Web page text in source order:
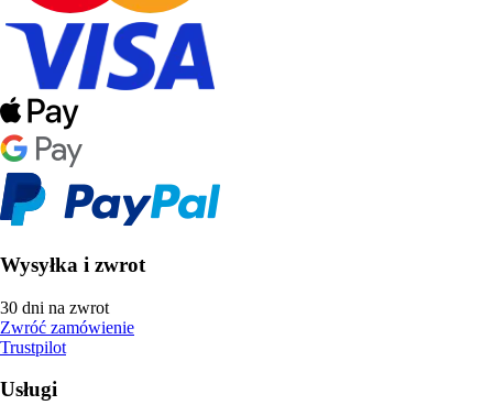
Wysyłka i zwrot
30 dni na zwrot
Zwróć zamówienie
Trustpilot
Usługi